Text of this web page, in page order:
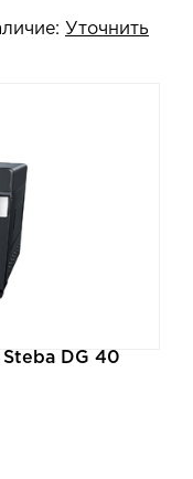
Уточнить
Steba DG 40